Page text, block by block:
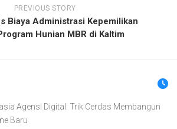
PREVIOUS STORY
Biaya Administrasi Kepemilikan
Hunian MBR di Kaltim
Agensi Digital: Trik Cerdas Membangun
Baru